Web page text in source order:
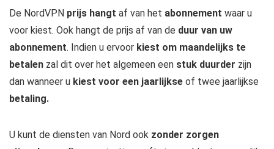
De NordVPN prijs hangt af van het abonnement waar u
voor kiest. Ook hangt de prijs af van de duur van uw
abonnement. Indien u ervoor kiest om maandelijks te
betalen zal dit over het algemeen een stuk duurder zijn
dan wanneer u kiest voor een jaarlijkse of twee jaarlijkse
betaling.
U kunt de diensten van Nord ook zonder zorgen